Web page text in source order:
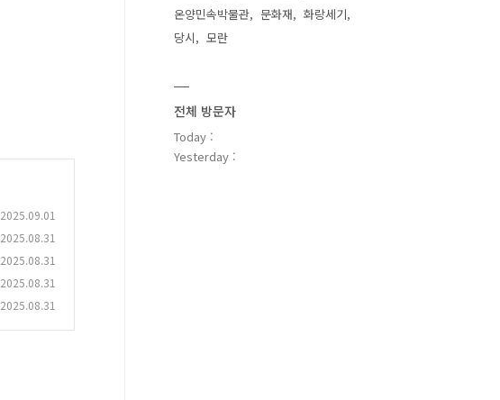
2025.09.01
2025.08.31
2025.08.31
2025.08.31
2025.08.31
온양민속박물관
문화재
화랑세기
당시
모란
전체 방문자
Today :
Yesterday :